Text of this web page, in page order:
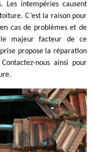
Les intempéries causent
C’est la raison pour
cas de problèmes et de
majeur facteur de ce
propose la réparation
nous ainsi pour